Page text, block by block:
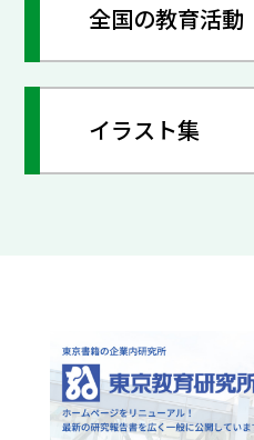
全国の教育活動
イラスト集